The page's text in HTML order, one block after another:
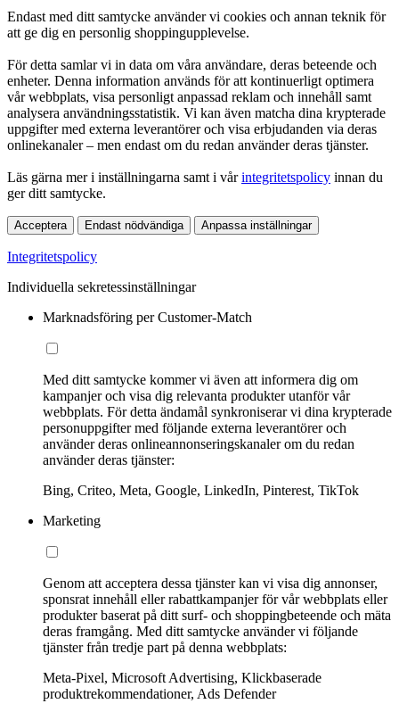
Endast med ditt samtycke använder vi cookies och annan teknik för
att ge dig en personlig shoppingupplevelse.
För detta samlar vi in data om våra användare, deras beteende och
enheter. Denna information används för att kontinuerligt optimera
vår webbplats, visa personligt anpassad reklam och innehåll samt
analysera användningsstatistik. Vi kan även matcha dina krypterade
uppgifter med externa leverantörer och visa erbjudanden via deras
onlinekanaler – men endast om du redan använder deras tjänster.
Läs gärna mer i inställningarna samt i vårintegritetspolicy innan du
ger ditt samtycke.
Acceptera Endast nödvändiga Anpassa inställningar
Integritetspolicy
Individuella sekretessinställningar
Marknadsföring per Customer-Match
Med ditt samtycke kommer vi även att informera dig om
kampanjer och visa dig relevanta produkter utanför vår
webbplats. För detta ändamål synkroniserar vi dina krypterade
personuppgifter med följande externa leverantörer och
använder deras onlineannonseringskanaler om du redan
använder deras tjänster:
Bing, Criteo, Meta, Google, LinkedIn, Pinterest, TikTok
Marketing
Genom att acceptera dessa tjänster kan vi visa dig annonser,
sponsrat innehåll eller rabattkampanjer för vår webbplats eller
produkter baserat på ditt surf- och shoppingbeteende och mäta
deras framgång. Med ditt samtycke använder vi följande
tjänster från tredje part på denna webbplats:
Meta-Pixel, Microsoft Advertising, Klickbaserade
produktrekommendationer, Ads Defender